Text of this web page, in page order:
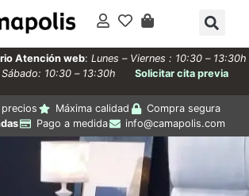
Atención web: Lunes – Viernes : 10:30 – 13:30h
10:30 – 13:30h
Solicitar cita previa
Máxima calidad
Compra segura
Pago a medida info@camapolis.com